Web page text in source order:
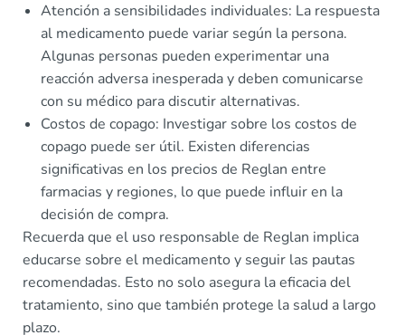
Atención a sensibilidades individuales: La respuesta
al medicamento puede variar según la persona.
Algunas personas pueden experimentar una
reacción adversa inesperada y deben comunicarse
con su médico para discutir alternativas.
Costos de copago: Investigar sobre los costos de
copago puede ser útil. Existen diferencias
significativas en los precios de Reglan entre
farmacias y regiones, lo que puede influir en la
decisión de compra.
Recuerda que el uso responsable de Reglan implica
educarse sobre el medicamento y seguir las pautas
recomendadas. Esto no solo asegura la eficacia del
tratamiento, sino que también protege la salud a largo
plazo.